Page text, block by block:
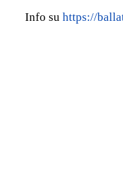
Info su https://